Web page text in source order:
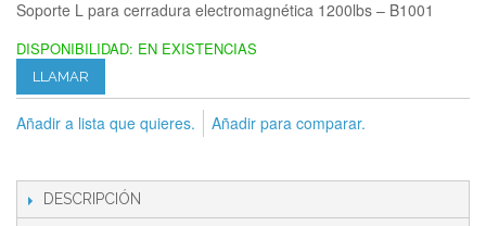
Soporte L para cerradura electromagnética 1200lbs – B1001
DISPONIBILIDAD: EN EXISTENCIAS
LLAMAR
Añadir a lista que quieres. Añadir para comparar.
DESCRIPCIÓN